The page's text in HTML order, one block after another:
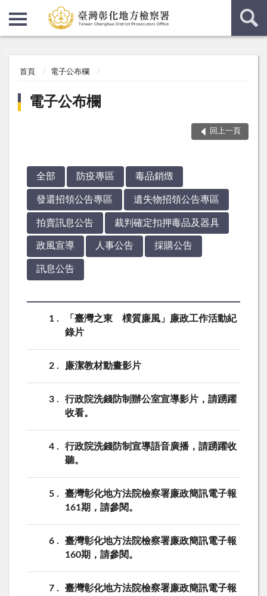
首頁 電子公布欄
電子公布欄
回上一頁
全部 防疫專區 毒品銷燬
發還招領公告專區 遺失物招領公告專區
拍賣訊息公告 裁判確定扣押毒品及器具
政風宣導 人事公告 採購公告
訊息公告
1
「臺灣之東 樸質廉風」廉政工作活動紀
錄片
2 廉潔教材動畫影片
3
行政院洗錢防制辦公室宣導影片，請踴躍
收看。
4
行政院洗錢防制宣導語音廣播，請踴躍收
聽。
5
臺灣彰化地方法院檢察署廉政簡訊電子報
161期，請參閱。
6
臺灣彰化地方法院檢察署廉政簡訊電子報
160期，請參閱。
7
臺灣彰化地方法院檢察署廉政簡訊電子報